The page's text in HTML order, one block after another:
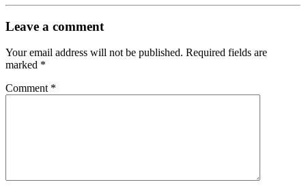
Leave a comment
Your email address will not be published. Required fields are
marked *
Comment *